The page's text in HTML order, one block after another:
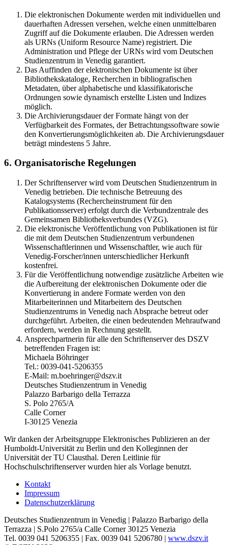
Die elektronischen Dokumente werden mit individuellen und
dauerhaften Adressen versehen, welche einen unmittelbaren
Zugriff auf die Dokumente erlauben. Die Adressen werden
als URNs (Uniform Resource Name) registriert. Die
Administration und Pflege der URNs wird vom Deutschen
Studienzentrum in Venedig garantiert.
Das Auffinden der elektronischen Dokumente ist über
Bibliothekskataloge, Recherchen in bibliografischen
Metadaten, über alphabetische und klassifikatorische
Ordnungen sowie dynamisch erstellte Listen und Indizes
möglich.
Die Archivierungsdauer der Formate hängt von der
Verfügbarkeit des Formates, der Betrachtungssoftware sowie
den Konvertierungsmöglichkeiten ab. Die Archivierungsdauer
beträgt mindestens 5 Jahre.
6. Organisatorische Regelungen
Der Schriftenserver wird vom Deutschen Studienzentrum in
Venedig betrieben. Die technische Betreuung des
Katalogsystems (Rechercheinstrument für den
Publikationsserver) erfolgt durch die Verbundzentrale des
Gemeinsamen Bibliotheksverbundes (VZG).
Die elektronische Veröffentlichung von Publikationen ist für
die mit dem Deutschen Studienzentrum verbundenen
Wissenschaftlerinnen und Wissenschaftler, wie auch für
Venedig-Forscher/innen unterschiedlicher Herkunft
kostenfrei.
Für die Veröffentlichung notwendige zusätzliche Arbeiten wie
die Aufbereitung der elektronischen Dokumente oder die
Konvertierung in andere Formate werden von den
Mitarbeiterinnen und Mitarbeitern des Deutschen
Studienzentrums in Venedig nach Absprache betreut oder
durchgeführt. Arbeiten, die einen bedeutenden Mehraufwand
erfordern, werden in Rechnung gestellt.
Ansprechpartnerin für alle den Schriftenserver des DSZV
betreffenden Fragen ist:
Michaela Böhringer
Tel.: 0039-041-5206355
E-Mail: m.boehringer@dszv.it
Deutsches Studienzentrum in Venedig
Palazzo Barbarigo della Terrazza
S. Polo 2765/A
Calle Corner
I-30125 Venezia
Wir danken der Arbeitsgruppe Elektronisches Publizieren an der
Humboldt-Universität zu Berlin und den Kolleginnen der
Universität der TU Clausthal. Deren Leitlinie für
Hochschulschriftenserver wurden hier als Vorlage benutzt.
Kontakt
Impressum
Datenschutzerklärung
Deutsches Studienzentrum in Venedig | Palazzo Barbarigo della
Terrazza | S.Polo 2765/a Calle Corner 30125 Venezia
Tel. 0039 041 5206355 | Fax. 0039 041 5206780 | www.dszv.it